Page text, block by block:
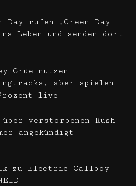
Day rufen „Green Day
Leben und senden dort
Crüe nutzen
aber spielen
live
über verstorbenen Rush-
angekündigt
zu Electric Callboy